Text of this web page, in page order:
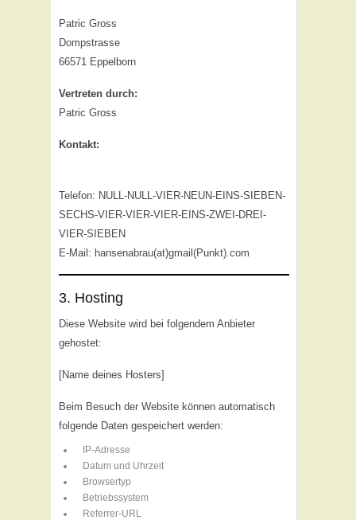
Patric Gross
Dompstrasse
66571 Eppelborn
Vertreten durch:
Patric Gross
Kontakt:
Telefon: NULL-NULL-VIER-NEUN-EINS-SIEBEN-
SECHS-VIER-VIER-VIER-EINS-ZWEI-DREI-
VIER-SIEBEN
E-Mail: hansenabrau(at)gmail(Punkt).com
3. Hosting
Diese Website wird bei folgendem Anbieter
gehostet:
[Name deines Hosters]
Beim Besuch der Website können automatisch
folgende Daten gespeichert werden:
IP-Adresse
Datum und Uhrzeit
Browsertyp
Betriebssystem
Referrer-URL